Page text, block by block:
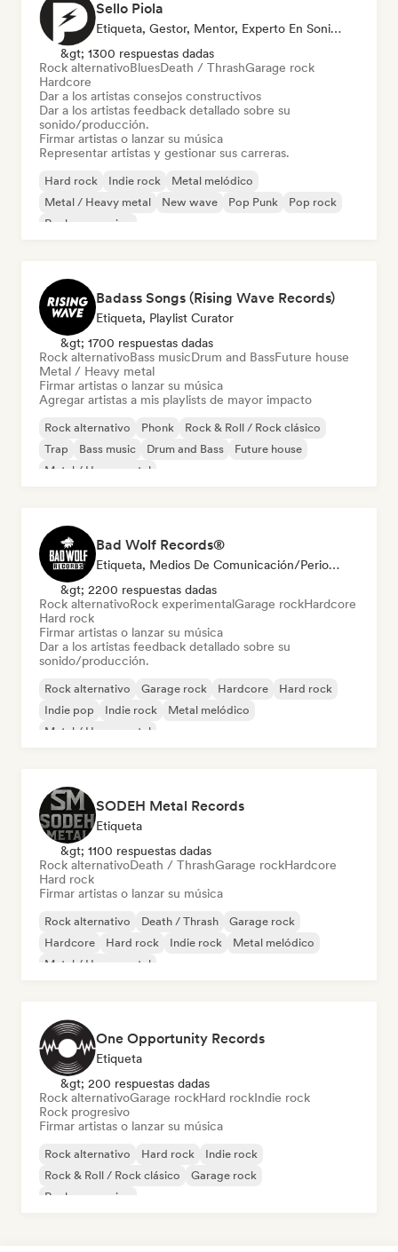
Sello Piola
Etiqueta, Gestor, Mentor, Experto En Sonido
&gt; 1300 respuestas dadas
Rock alternativoBluesDeath / ThrashGarage rock
Hardcore
Dar a los artistas consejos constructivos
Dar a los artistas feedback detallado sobre su
sonido/producción.
Firmar artistas o lanzar su música
Representar artistas y gestionar sus carreras.
Hard rock Indie rock
Metal melódico
Metal / Heavy metal
New wave Pop Punk
Pop rock
Rock progresivo
Badass Songs (Rising Wave Records)
Etiqueta, Playlist Curator
&gt; 1700 respuestas dadas
Rock alternativoBass musicDrum and BassFuture house
Metal / Heavy metal
Firmar artistas o lanzar su música
Agregar artistas a mis playlists de mayor impacto
Rock alternativo Phonk
Rock & Roll / Rock clásico
Trap
Bass music Drum and Bass
Future house
Metal / Heavy metal
Bad Wolf Records®
Etiqueta, Medios De Comunicación/Periodista, Experto En Sonido
&gt; 2200 respuestas dadas
Rock alternativoRock experimentalGarage rockHardcore
Hard rock
Firmar artistas o lanzar su música
Dar a los artistas feedback detallado sobre su
sonido/producción.
Rock alternativo Garage rock Hardcore
Hard rock
Indie pop
Indie rock
Metal melódico
Metal / Heavy metal
SODEH Metal Records
Etiqueta
&gt; 1100 respuestas dadas
Rock alternativoDeath / ThrashGarage rockHardcore
Hard rock
Firmar artistas o lanzar su música
Rock alternativo Death / Thrash
Garage rock
Hardcore
Hard rock Indie rock
Metal melódico
Metal / Heavy metal
One Opportunity Records
Etiqueta
&gt; 200 respuestas dadas
Rock alternativoGarage rockHard rockIndie rock
Rock progresivo
Firmar artistas o lanzar su música
Rock alternativo Hard rock
Indie rock
Rock & Roll / Rock clásico
Garage rock
Rock progresivo